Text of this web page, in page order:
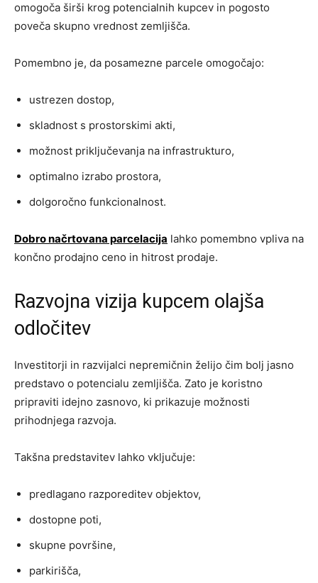
omogoča širši krog potencialnih kupcev in pogosto
poveča skupno vrednost zemljišča.
Pomembno je, da posamezne parcele omogočajo:
ustrezen dostop,
skladnost s prostorskimi akti,
možnost priključevanja na infrastrukturo,
optimalno izrabo prostora,
dolgoročno funkcionalnost.
Dobro načrtovana parcelacija lahko pomembno vpliva na
končno prodajno ceno in hitrost prodaje.
Razvojna vizija kupcem olajša
odločitev
Investitorji in razvijalci nepremičnin želijo čim bolj jasno
predstavo o potencialu zemljišča. Zato je koristno
pripraviti idejno zasnovo, ki prikazuje možnosti
prihodnjega razvoja.
Takšna predstavitev lahko vključuje:
predlagano razporeditev objektov,
dostopne poti,
skupne površine,
parkirišča,